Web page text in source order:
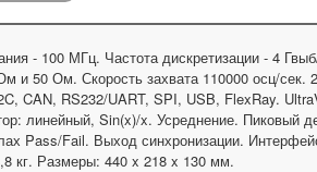
- 100 МГц. Частота дискретизации - 4
50 Ом. Скорость захвата 110000 осц/сек.
CAN, RS232/UART, SPI, USB, FlexRay.
линейный, Sin(x)/x. Усреднение. Пиковый
Pass/Fail. Выход синхронизации.
кг. Размеры: 440 x 218 x 130 мм.